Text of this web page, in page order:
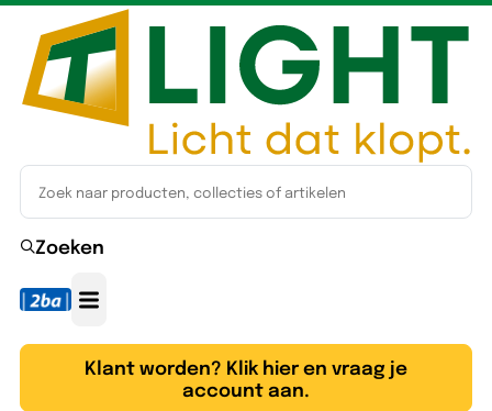
Zoeken
Klant worden? Klik hier en vraag je
account aan.